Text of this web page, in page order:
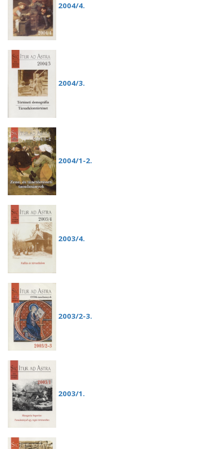
2004/4.
2004/3.
2004/1-2.
2003/4.
2003/2-3.
2003/1.